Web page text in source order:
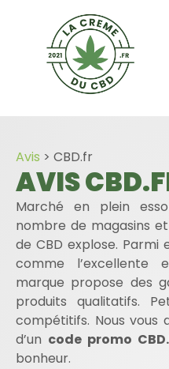
Avis > CBD.fr
AVIS
Marché en plein
nombre de magasins
de CBD explose.
comme l’excellente
marque propose des
produits qualitatifs.
compétitifs. Nous vous
d’un code promo
bonheur.